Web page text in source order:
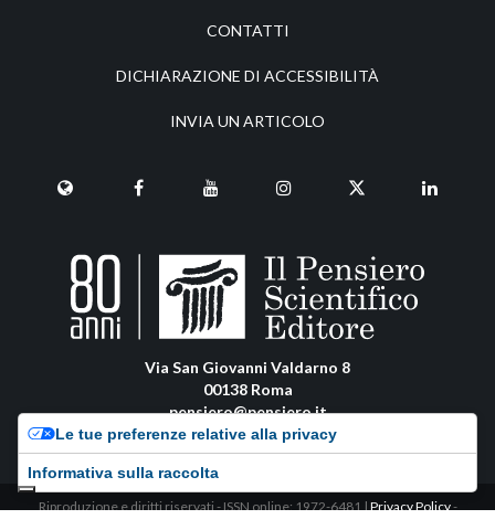
CONTATTI
DICHIARAZIONE DI ACCESSIBILITÀ
INVIA UN ARTICOLO
Via San Giovanni Valdarno 8
00138 Roma
pensiero@pensiero.it
amministrazione@pec.pensiero.com
Riproduzione e diritti riservati - ISSN online: 1972-6481 |Privacy Policy-
Le tue preferenze relative alla privacy
Informativa sulla raccolta